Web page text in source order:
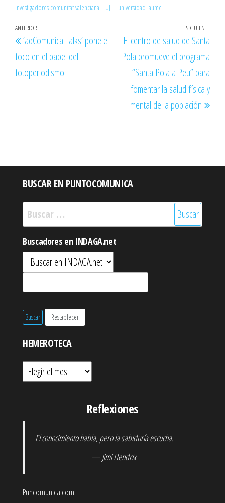
investigadores comunitat valenciana
UJI universidad jaume i
Navegación
de
entradas
Entrada
anterior
ANTERIOR
‘adComunica Talks’ pone el
foco en el papel del
fotoperiodismo
SIGUIENTE
El centro de salud de Santa
Pola promueve el programa
“Santa Pola a Peu” para
fomentar la salud física y
mental de la población
BUSCAR EN PUNTOCOMUNICA
Buscar:
Buscadores en INDAGA.net
HEMEROTECA
Hemeroteca
Reflexiones
El conocimiento habla, pero la sabiduría escucha.
— Jimi Hendrix
Puncomunica.com